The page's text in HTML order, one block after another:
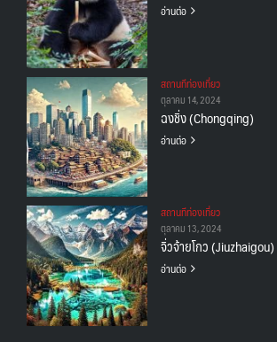
อ่านต่อ
สถานทีท่องเที่ยว
ตุลาคม 14, 2024
ฉงชิ่ง (Chongqing)
อ่านต่อ
สถานทีท่องเที่ยว
ตุลาคม 13, 2024
จิ่วจ้ายโกว (Jiuzhaigou)
อ่านต่อ